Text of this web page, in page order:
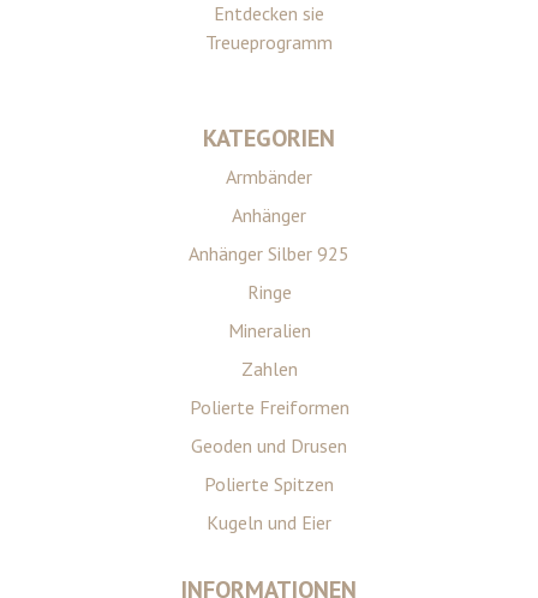
Entdecken sie
Treueprogramm
KATEGORIEN
Armbänder
Anhänger
Anhänger Silber 925
Ringe
Mineralien
Zahlen
Polierte Freiformen
Geoden und Drusen
Polierte Spitzen
Kugeln und Eier
INFORMATIONEN